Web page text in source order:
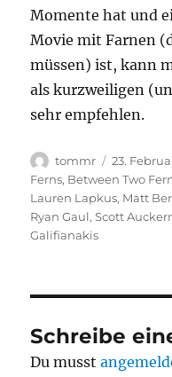
Momente hat und
Movie mit Farnen
müssen) ist, kann
als kurzweiligen
sehr empfehlen.
Autor
tommr
am
23.
Ferns, Between Two
Lauren Lapkus, Matt
Ryan Gaul,Scott
Galifianakis
Schreibe
Du musst